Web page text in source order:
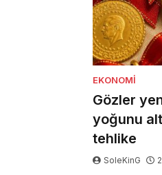
EKONOMI
Gözler
yoğunu
tehlike
SoleKinG